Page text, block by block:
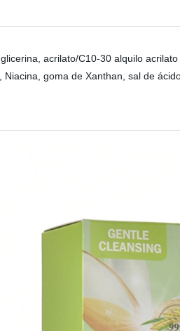
acrilato/C10-30 alquilo
Niacina, goma de Xanthan, sal de